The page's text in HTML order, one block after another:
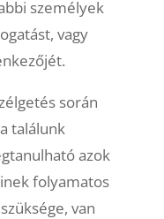
személyek
vagy
során
találunk
azok
folyamatos
van